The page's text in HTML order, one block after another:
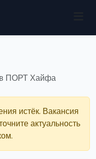
ПОРТ Хайфа
истёк. Вакансия
актуальность